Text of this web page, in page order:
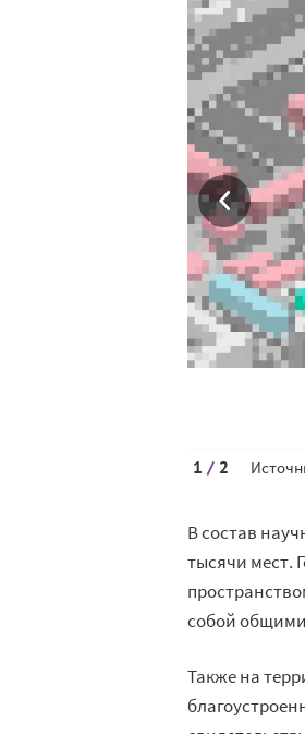
1 / 2
В состав
тысячи мест.
собой
Также на